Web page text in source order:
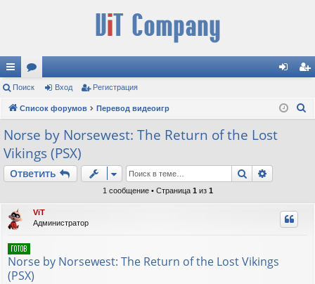
с
ы
лк
и
ор
ум д ис
Поиск Вход Регистрация
Список форумов Перевод видеоигр
Norse by Norsewest: The Return of the Lost
Vikings (PSX)
Ответить Поиск
1 сообщение • Страница 1 из 1
ViT
Администратор
Norse by Norsewest: The Return of the Lost Vikings
(PSX)